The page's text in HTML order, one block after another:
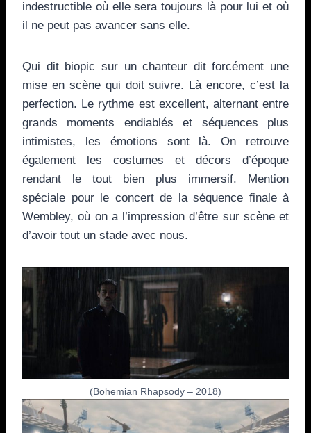
indestructible où elle sera toujours là pour lui et où
il ne peut pas avancer sans elle.
Qui dit biopic sur un chanteur dit forcément une
mise en scène qui doit suivre. Là encore, c’est la
perfection. Le rythme est excellent, alternant entre
grands moments endiablés et séquences plus
intimistes, les émotions sont là. On retrouve
également les costumes et décors d’époque
rendant le tout bien plus immersif. Mention
spéciale pour le concert de la séquence finale à
Wembley, où on a l’impression d’être sur scène et
d’avoir tout un stade avec nous.
(Bohemian Rhapsody – 2018)